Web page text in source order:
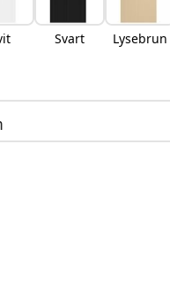
Svart Lysebrun